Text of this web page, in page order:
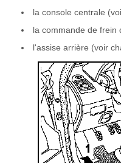
la console centrale
la commande de frein
l'assise arrière (voir